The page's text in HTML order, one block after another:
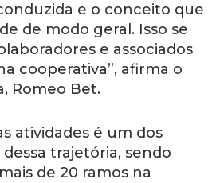
e o conceito que
de modo geral. Isso se
e associados
cooperativa”, afirma o
Romeo Bet.
atividades é um dos
trajetória, sendo
de 20 ramos na